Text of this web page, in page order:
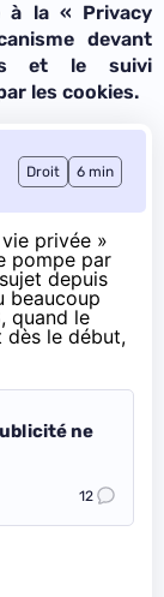
à la « Privacy
devant
et le suivi
les cookies.
Droit 6 min
privée »
pompe par
depuis
beaucoup
quand le
dès le début,
ne
12